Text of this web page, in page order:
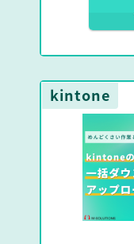
・容量問題
・管理方法の問
（普段PCで管
分かりづらい etc
このような課題
いたします。
kintone